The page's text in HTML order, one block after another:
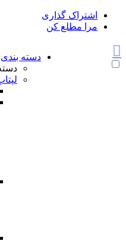
اشتراک گذاری
مرا مطلع کن
دسته بندی